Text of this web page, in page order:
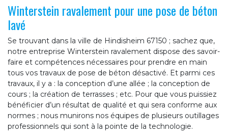
Winterstein ravalement pour une pose de béton
lavé
Se trouvant dans la ville de Hindisheim 67150 ; sachez que,
notre entreprise Winterstein ravalement dispose des savoir-
faire et compétences nécessaires pour prendre en main
tous vos travaux de pose de béton désactivé. Et parmi ces
travaux, il y a : la conception d’une allée ; la conception de
cours ; la création de terrasses ; etc. Pour que vous puissiez
bénéficier d’un résultat de qualité et qui sera conforme aux
normes ; nous munirons nos équipes de plusieurs outillages
professionnels qui sont à la pointe de la technologie.